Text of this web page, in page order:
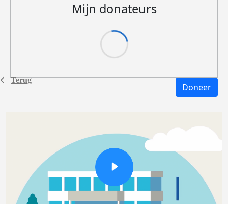
Terug
Mijn donateurs
Doneer